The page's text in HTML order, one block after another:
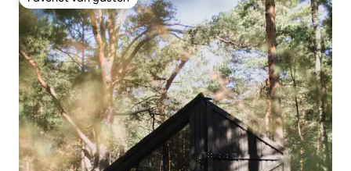
Favoriet van gasten